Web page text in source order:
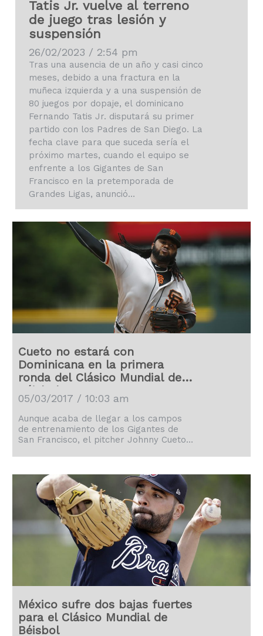
Tatis Jr. vuelve al terreno
de juego tras lesión y
suspensión
26/02/2023 / 2:54 pm
Tras una ausencia de un año y casi cinco
meses, debido a una fractura en la
muñeca izquierda y a una suspensión de
80 juegos por dopaje, el dominicano
Fernando Tatis Jr. disputará su primer
partido con los Padres de San Diego. La
fecha clave para que suceda sería el
próximo martes, cuando el equipo se
enfrente a los Gigantes de San
Francisco en la pretemporada de
Grandes Ligas, anunció…
Cueto no estará con
Dominicana en la primera
ronda del Clásico Mundial de
Béisbol
05/03/2017 / 10:03 am
Aunque acaba de llegar a los campos
de entrenamiento de los Gigantes de
San Francisco, el pitcher Johnny Cueto
México sufre dos bajas fuertes
para el Clásico Mundial de
Béisbol